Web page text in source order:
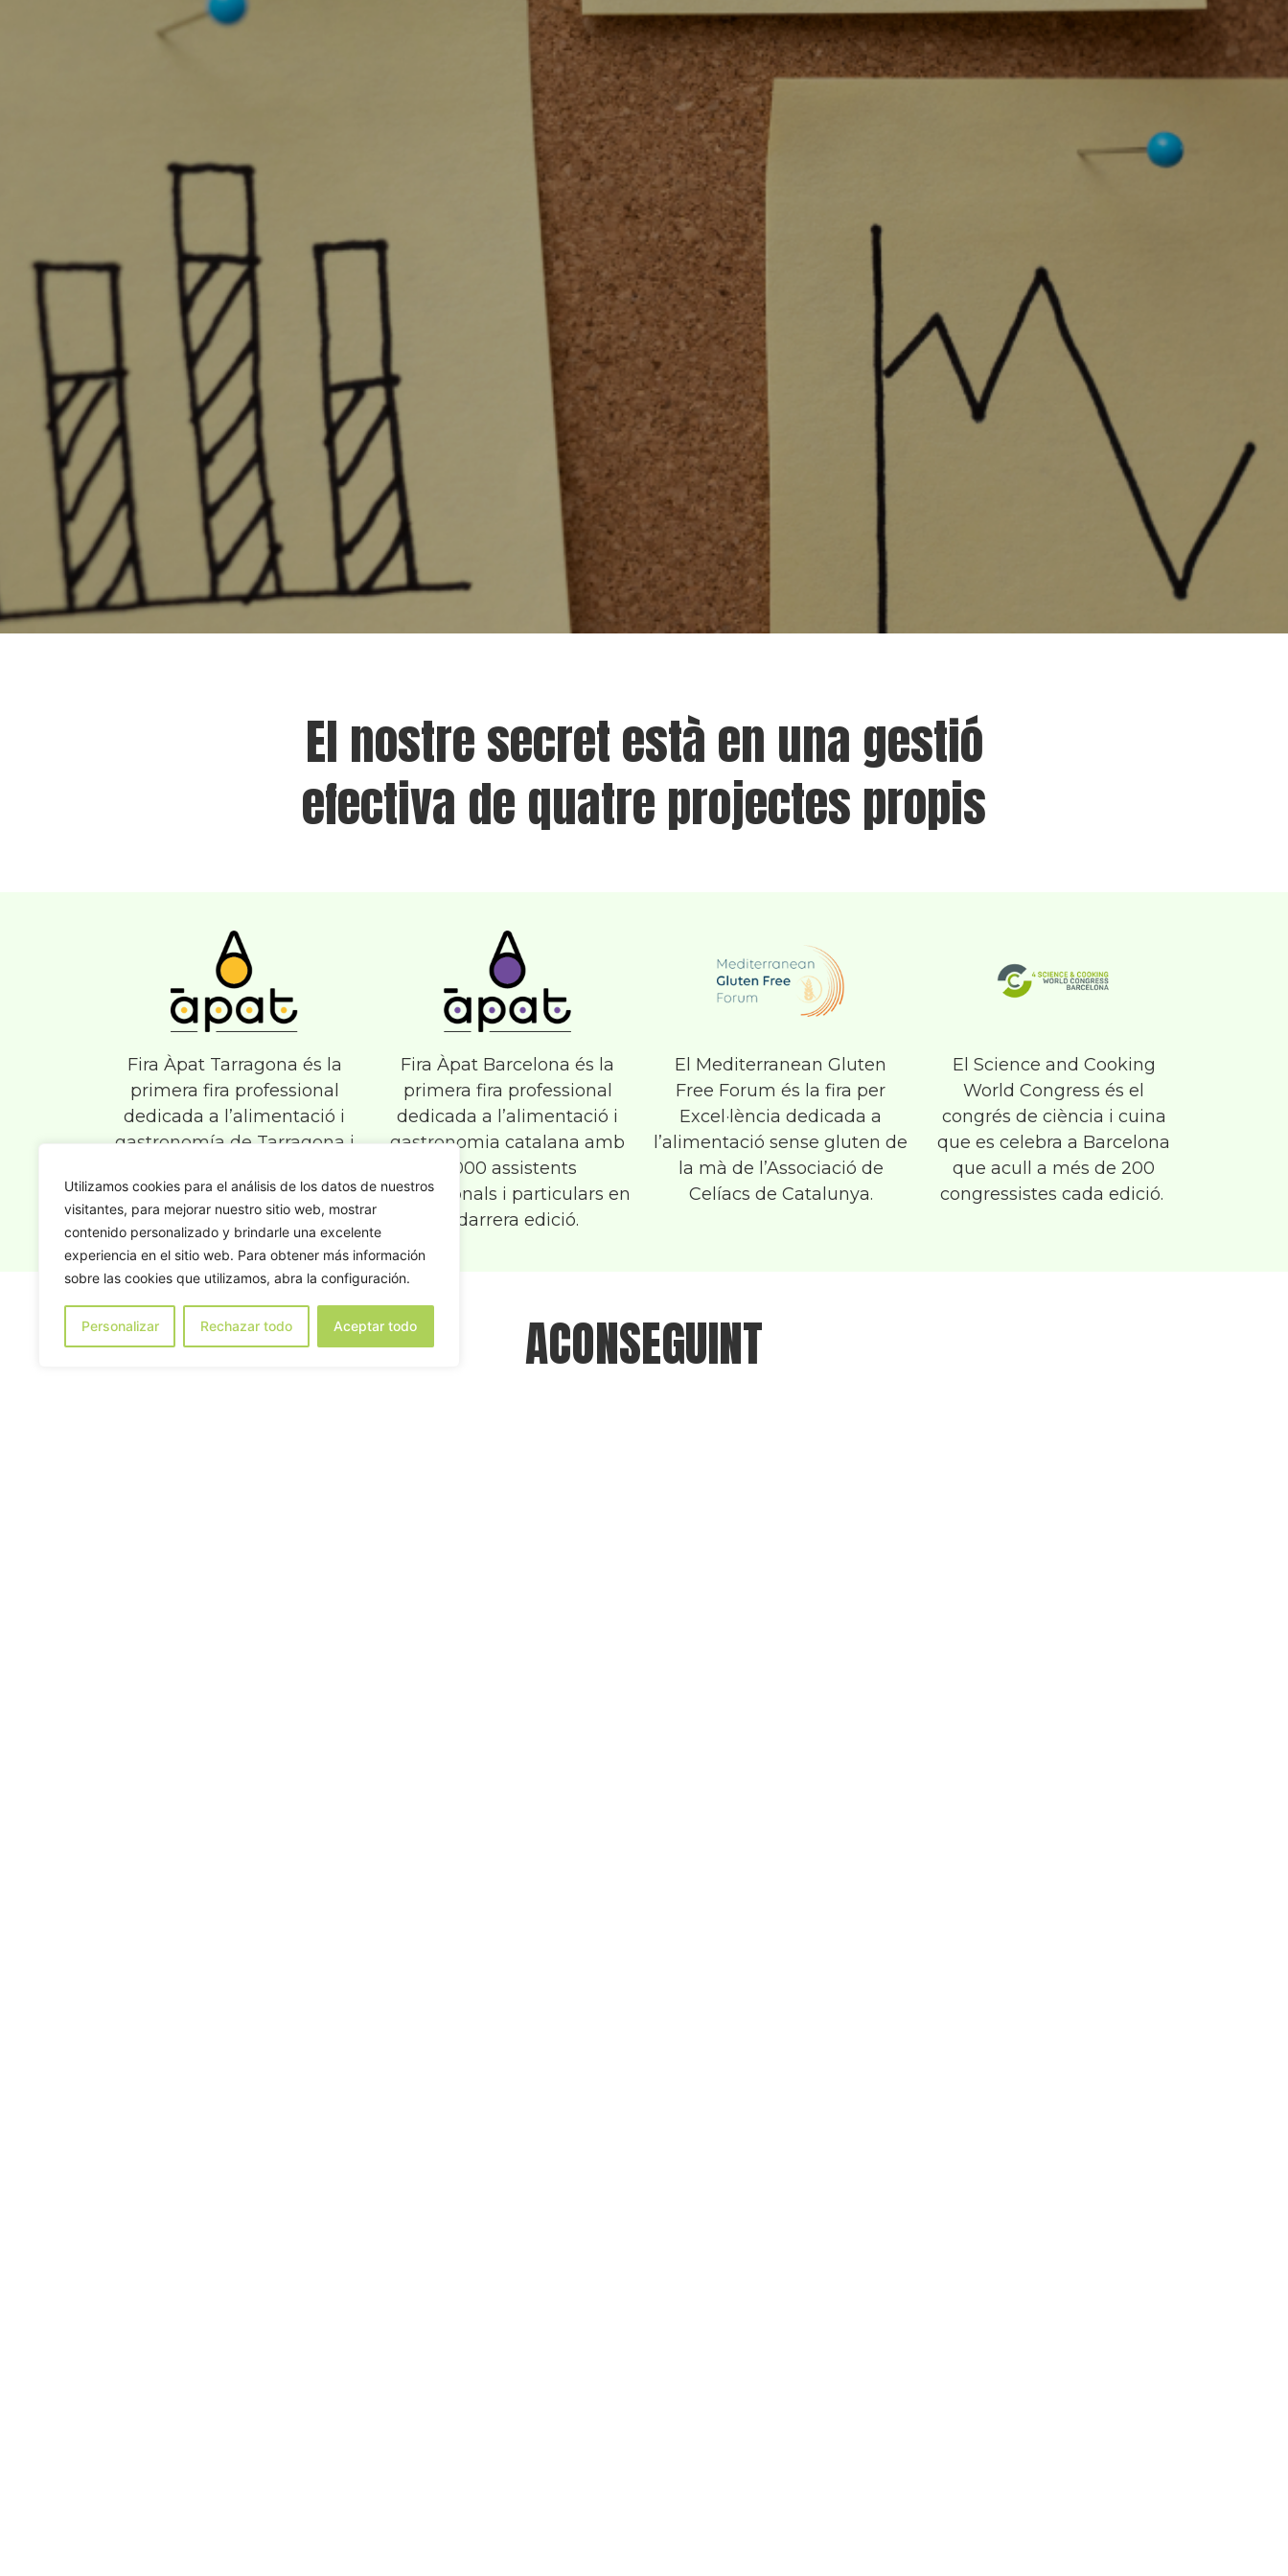
Utilizamos cookies para el análisis de los datos de nuestros
visitantes, para mejorar nuestro sitio web, mostrar
contenido personalizado y brindarle una excelente
experiencia en el sitio web. Para obtener más información
sobre las cookies que utilizamos, abra la configuración.
Personalizar Rechazar todo Aceptar todo
El nostre secret està en una gestió
efectiva de quatre projectes propis​
Fira Àpat Tarragona és la
primera fira professional
dedicada a l’alimentació i
gastronomía de Tarragona i
Fira Àpat Barcelona és la
primera fira professional
dedicada a l’alimentació i
gastronomia catalana amb
11.000 assistents
professionals i particulars en
la darrera edició.​
El Mediterranean Gluten
Free Forum és la fira per
Excel·lència dedicada a
l’alimentació sense gluten de
la mà de l’Associació de
Celíacs de Catalunya.
El Science and Cooking
World Congress és el
congrés de ciència i cuina
que es celebra a Barcelona
que acull a més de 200
congressistes cada edició. ​
ACONSEGUINT